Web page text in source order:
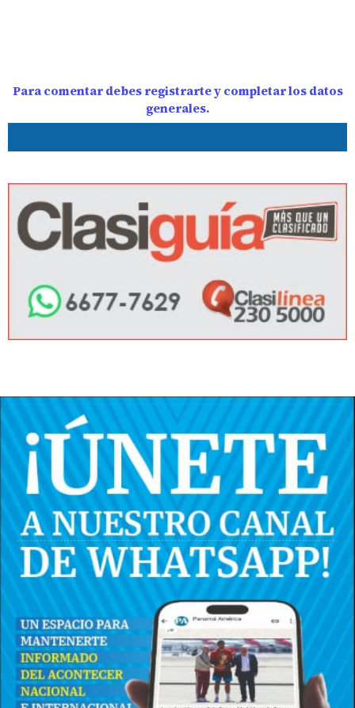
Para comentar debes registrarte y completar los datos
generales.